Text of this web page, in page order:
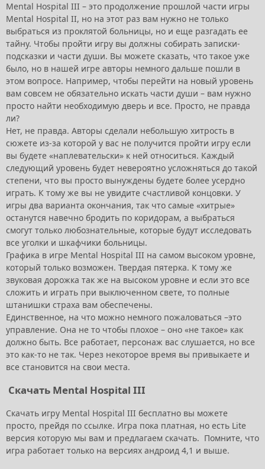
Mental Hospital III – это продолжение прошлой части игры
Mental Hospital II, но на этот раз вам нужно не только
выбраться из проклятой больницы, но и еще разгадать ее
тайну. Чтобы пройти игру вы должны собирать записки-
подсказки и части души. Вы можете сказать, что такое уже
было, но в нашей игре авторы немного дальше пошли в
этом вопросе. Например, чтобы перейти на новый уровень
вам совсем не обязательно искать части души – вам нужно
просто найти необходимую дверь и все. Просто, не правда
ли?
Нет, не правда. Авторы сделали небольшую хитрость в
сюжете из-за которой у вас не получится пройти игру если
вы будете «наплевательски» к ней относиться. Каждый
следующий уровень будет невероятно усложняться до такой
степени, что вы просто вынуждены будете более усердно
играть. К тому же вы не увидите счастливой концовки. У
игры два варианта окончания, так что самые «хитрые»
останутся навечно бродить по коридорам, а выбраться
смогут только любознательные, которые будут исследовать
все уголки и шкафчики больницы.
Графика в игре Mental Hospital III на самом высоком уровне,
который только возможен. Твердая пятерка. К тому же
звуковая дорожка так же на высоком уровне и если это все
сложить и играть при выключенном свете, то полные
штанишки страха вам обеспечены.
Единственное, на что можно немного пожаловаться –это
управление. Она не то чтобы плохое – оно «не такое» как
должно быть. Все работает, персонаж вас слушается, но все
это как-то не так. Через некоторое время вы привыкаете и
все становится на свои места.
Скачать Mental Hospital III
Скачать игру Mental Hospital III бесплатно вы можете
просто, прейдя по ссылке. Игра пока платная, но есть Lite
версия которую мы вам и предлагаем скачать. Помните, что
игра работает только на версиях андроид 4,1 и выше.